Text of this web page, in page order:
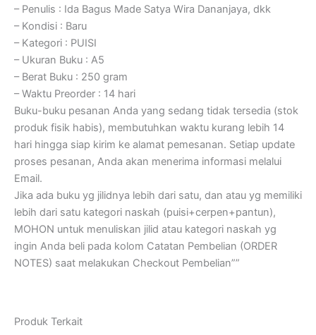
– Penulis : Ida Bagus Made Satya Wira Dananjaya, dkk
– Kondisi : Baru
– Kategori : PUISI
– Ukuran Buku : A5
– Berat Buku : 250 gram
– Waktu Preorder : 14 hari
Buku-buku pesanan Anda yang sedang tidak tersedia (stok
produk fisik habis), membutuhkan waktu kurang lebih 14
hari hingga siap kirim ke alamat pemesanan. Setiap update
proses pesanan, Anda akan menerima informasi melalui
Email.
Jika ada buku yg jilidnya lebih dari satu, dan atau yg memiliki
lebih dari satu kategori naskah (puisi+cerpen+pantun),
MOHON untuk menuliskan jilid atau kategori naskah yg
ingin Anda beli pada kolom Catatan Pembelian (ORDER
NOTES) saat melakukan Checkout Pembelian””
Produk Terkait